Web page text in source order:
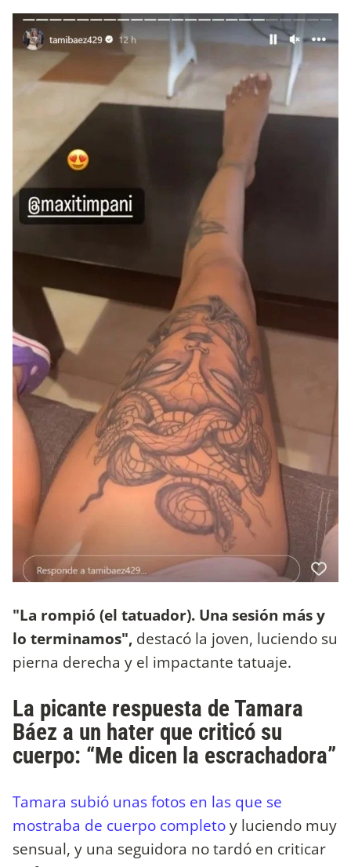
"La rompió (el tatuador). Una sesión más y
lo terminamos", destacó la joven, luciendo su
pierna derecha y el impactante tatuaje.
La picante respuesta de Tamara
Báez a un hater que criticó su
cuerpo: “Me dicen la escrachadora”
Tamara subió unas fotos en las que se
mostraba de cuerpo completoy luciendo muy
sensual, y una seguidora no tardó en criticar